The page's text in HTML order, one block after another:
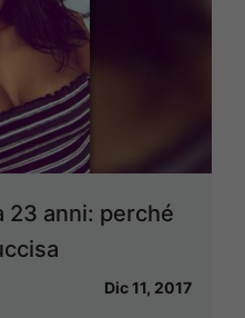
23 anni: perché
Dic 11, 2017